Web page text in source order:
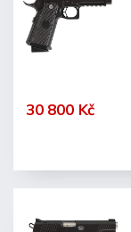
30 800 Kč